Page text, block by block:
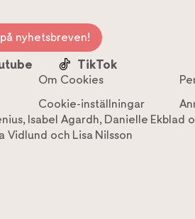
nyhetsbreven!
TikTok
Om Cookies
Cookie-inställningar
, Isabel Agardh, Danielle Ekblad
Vidlund och Lisa Nilsson